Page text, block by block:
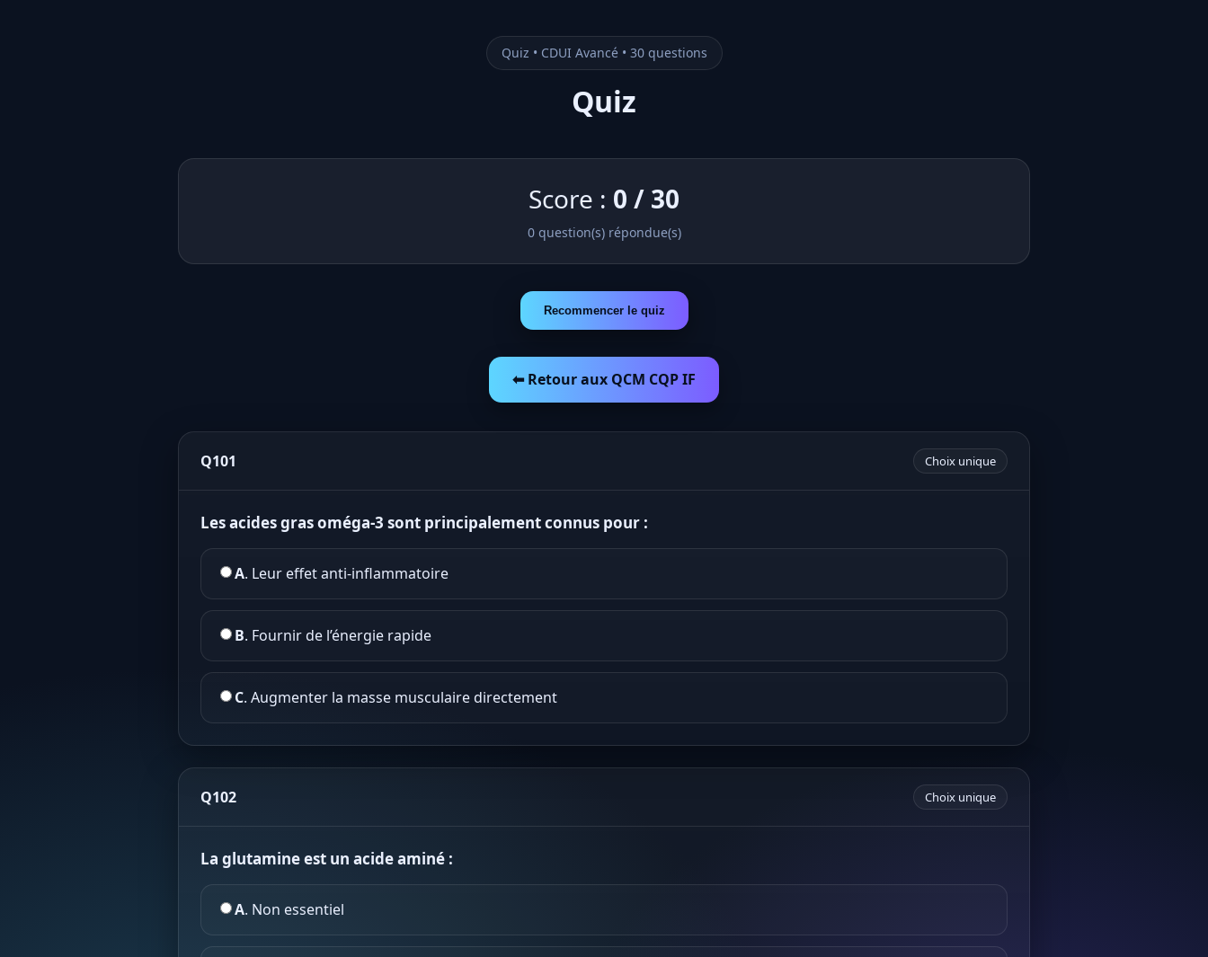
Quiz • CDUI Avancé • 30 questions
Quiz
Score : 0 / 30
0question(s) répondue(s)
Recommencer le quiz
⬅ Retour aux QCM CQP IF
Q101 Choix unique
Les acides gras oméga-3 sont principalement connus pour :
A. Leur effet anti-inflammatoire
B. Fournir de l’énergie rapide
C. Augmenter la masse musculaire directement
Q102 Choix unique
La glutamine est un acide aminé :
A. Non essentiel